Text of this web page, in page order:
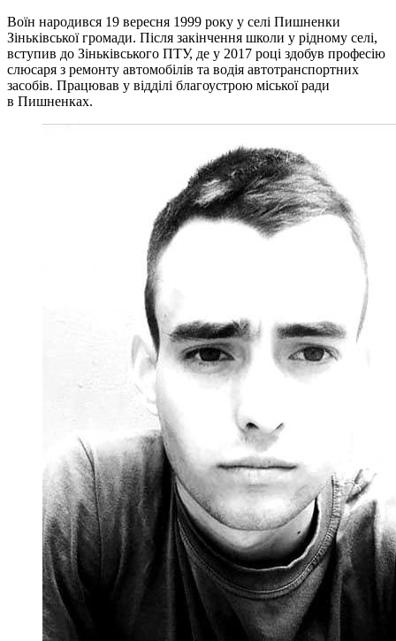
Воїн народився 19 вересня 1999 року у селі Пишненки
Зіньківської громади. Після закінчення школи у рідному селі,
вступив до Зіньківського ПТУ, де у 2017 році здобув професію
слюсаря з ремонту автомобілів та водія автотранспортних
засобів. Працював у відділі благоустрою міської ради
в Пишненках.